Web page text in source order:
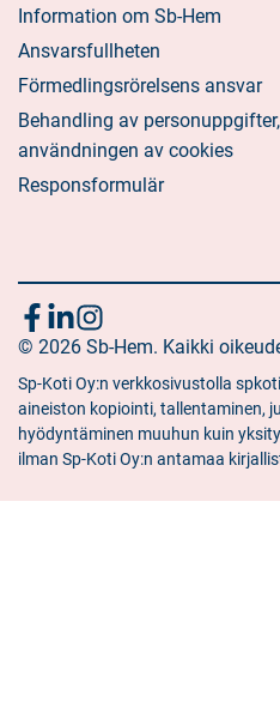
Information om Sb-Hem
Ansvarsfullheten
Förmedlingsrörelsens ansvar
Behandling av
användningen av cookies
Responsformulär
Följ
oss
Sociala
media:
facebook
Sociala
media:
linkedin
Sociala
media:
instagram
© 2026 Sb-Hem. Kaikki
Sp-Koti Oy:n verkkosivustolla
aineiston kopiointi, tallentaminen,
hyödyntäminen muuhun kuin
ilman Sp-Koti Oy:n antamaa